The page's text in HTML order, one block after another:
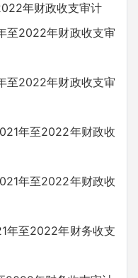
年财政收支审计
2022年财政收支审
2022年财政收支审
年至2022年财政收
年至2022年财政收
至2022年财务收支